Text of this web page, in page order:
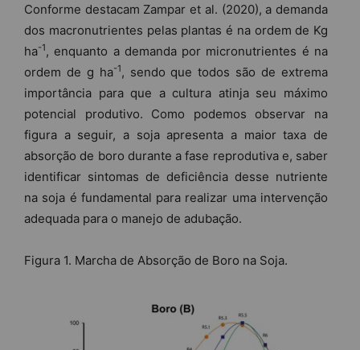
Conforme destacam Zampar et al. (2020), a demanda
dos macronutrientes pelas plantas é na ordem de Kg
ha-1 , enquanto a demanda por micronutrientes é na
ordem de g ha-1 , sendo que todos são de extrema
importância para que a cultura atinja seu máximo
potencial produtivo. Como podemos observar na
figura a seguir, a soja apresenta a maior taxa de
absorção de boro durante a fase reprodutiva e, saber
identificar sintomas de deficiência desse nutriente
na soja é fundamental para realizar uma intervenção
adequada para o manejo de adubação.
Figura 1. Marcha de Absorção de Boro na Soja.